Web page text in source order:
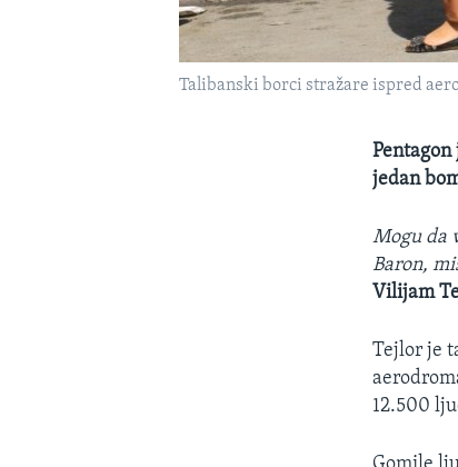
Talibanski borci stražare ispred
jedan
Mogu da
Baron,
Vilijam
Tejlor je
12.500